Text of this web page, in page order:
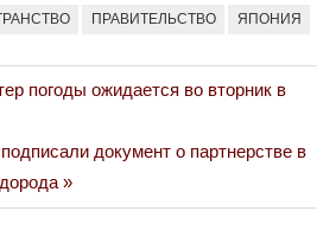
ПРАВИТЕЛЬСТВО ЯПОНИЯ
погоды ожидается во вторник в
документ о партнерстве в